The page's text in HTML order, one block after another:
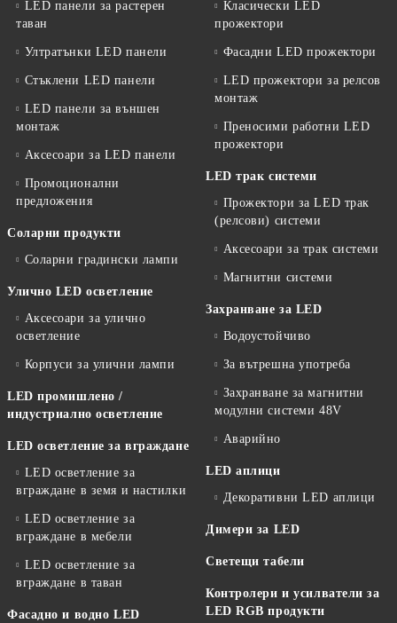
LED панели за растерен
таван
Ултратънки LED панели
Стъклени LED панели
LED панели за външен
монтаж
Аксесоари за LED панели
Промоционални
предложения
Соларни продукти
Соларни градински лампи
Улично LED осветление
Аксесоари за улично
осветление
Корпуси за улични лампи
LED промишлено /
индустриално осветление
LED осветление за вграждане
LED осветление за
вграждане в земя и настилки
LED осветление за
вграждане в мебели
LED осветление за
вграждане в таван
Фасадно и водно LED
Класически LED
прожектори
Фасадни LED прожектори
LED прожектори за релсов
монтаж
Преносими работни LED
прожектори
LED трак системи
Прожектори за LED трак
(релсови) системи
Аксесоари за трак системи
Магнитни системи
Захранване за LED
Водоустойчиво
За вътрешна употреба
Захранване за магнитни
модулни системи 48V
Аварийно
LED аплици
Декоративни LED аплици
Димери за LED
Светещи табели
Контролери и усилватели за
LED RGB продукти